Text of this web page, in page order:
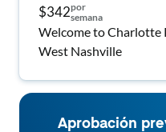
$342por
semana
Welcome to Charlotte
West Nashville
Aprobación